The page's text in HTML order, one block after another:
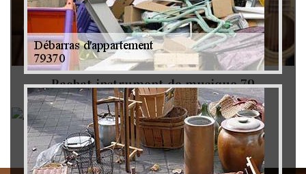
Rachat instrument de musique 79
Achat antiquité 79